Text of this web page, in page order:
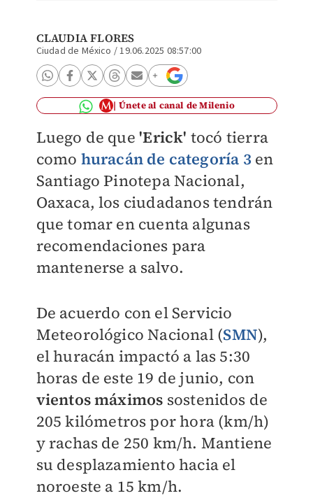
CLAUDIA FLORES
Ciudad de México /19.06.2025 08:57:00
Únete al canal de Milenio
Luego de que'Erick' tocó tierra
como huracán de categoría 3 en
Santiago Pinotepa Nacional,
Oaxaca, los ciudadanos tendrán
que tomar en cuenta algunas
recomendaciones para
mantenerse a salvo.
De acuerdo con el Servicio
Meteorológico Nacional (SMN),
el huracán impactó a las 5:30
horas de este 19 de junio, con
vientos máximos sostenidos de
205 kilómetros por hora (km/h)
y rachas de 250 km/h. Mantiene
su desplazamiento hacia el
noroeste a 15 km/h.